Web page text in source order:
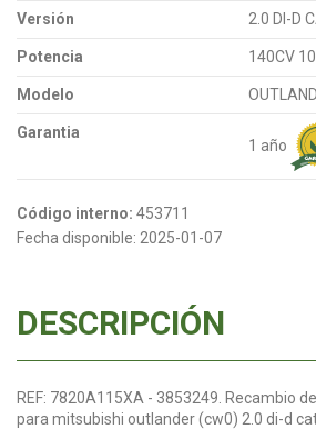
Versión 2.0 DI-D
Potencia 140CV
Modelo
Garantia
1 año
Código interno: 453711
Fecha disponible: 2025-01-07
DESCRIPCIÓN
REF: 7820A115XA - 3853249. Recambio
para mitsubishi outlander (cw0) 2.0 di-d